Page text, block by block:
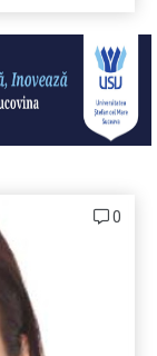
0